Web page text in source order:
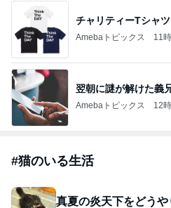
チャリティーTシャ
Amebaトピックス 11
翌朝に謎が解けた義
Amebaトピックス 12
#猫のいる生活
真夏の炎天下をどう